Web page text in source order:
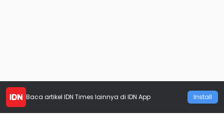
Baca artikel IDN Times lainnya di IDN App Install